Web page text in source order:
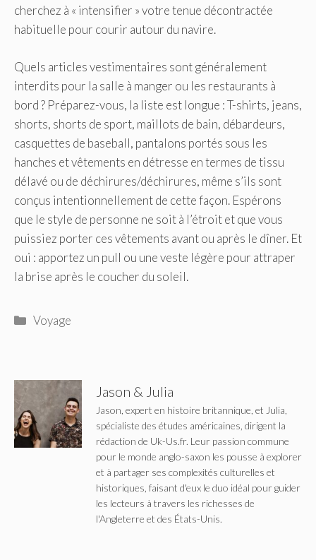
cherchez à « intensifier » votre tenue décontractée
habituelle pour courir autour du navire.
Quels articles vestimentaires sont généralement
interdits pour la salle à manger ou les restaurants à
bord ? Préparez-vous, la liste est longue : T-shirts, jeans,
shorts, shorts de sport, maillots de bain, débardeurs,
casquettes de baseball, pantalons portés sous les
hanches et vêtements en détresse en termes de tissu
délavé ou de déchirures/déchirures, même s’ils sont
conçus intentionnellement de cette façon. Espérons
que le style de personne ne soit à l’étroit et que vous
puissiez porter ces vêtements avant ou après le dîner. Et
oui : apportez un pull ou une veste légère pour attraper
la brise après le coucher du soleil.
Catégories
Voyage
Jason & Julia
Jason, expert en histoire britannique, et Julia,
spécialiste des études américaines, dirigent la
rédaction de Uk-Us.fr. Leur passion commune
pour le monde anglo-saxon les pousse à explorer
et à partager ses complexités culturelles et
historiques, faisant d'eux le duo idéal pour guider
les lecteurs à travers les richesses de
l'Angleterre et des États-Unis.